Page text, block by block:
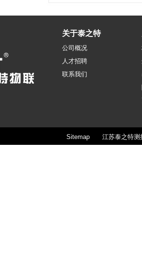
关于泰之特
公司概况
人才招聘
联系我们
Sitemap 江苏泰之特测